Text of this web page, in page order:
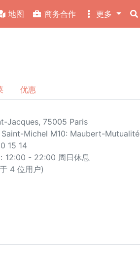
地图 商务合作 更多
优惠
Jacques, 75005 Paris
Saint-Michel M10: Maubert-Mutualité
15 14
12:00 - 22:00 周日休息
4 位用户)